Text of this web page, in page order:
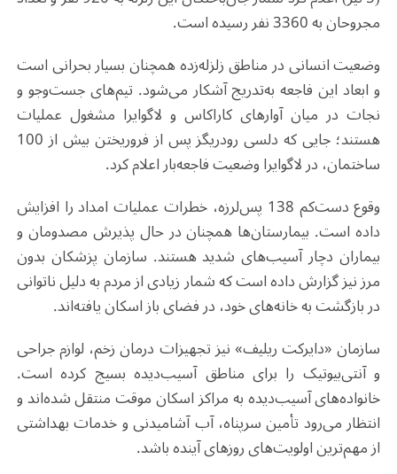
مجروحان به 3360 نفر رسیده است.
وضعیت انسانی در مناطق زلزله‌زده همچنان بسیار بحرانی است
و ابعاد این فاجعه به‌تدریج آشکار می‌شود. تیم‌های جست‌وجو و
نجات در میان آوارهای کاراکاس و لاگوایرا مشغول عملیات
هستند؛ جایی که دلسی رودریگز پس از فروریختن بیش از 100
ساختمان، در لاگوایرا وضعیت فاجعه‌بار اعلام کرد.
وقوع دست‌کم 138 پس‌لرزه، خطرات عملیات امداد را افزایش
داده است. بیمارستان‌ها همچنان در حال پذیرش مصدومان و
بیماران دچار آسیب‌های شدید هستند. سازمان پزشکان بدون
مرز نیز گزارش داده است که شمار زیادی از مردم به دلیل ناتوانی
در بازگشت به خانه‌های خود، در فضای باز اسکان یافته‌اند.
سازمان «دایرکت ریلیف» نیز تجهیزات درمان زخم، لوازم جراحی
و آنتی‌بیوتیک را برای مناطق آسیب‌دیده بسیج کرده است.
خانواده‌های آسیب‌دیده به مراکز اسکان موقت منتقل شده‌اند و
انتظار می‌رود تأمین سرپناه، آب آشامیدنی و خدمات بهداشتی
از مهم‌ترین اولویت‌های روزهای آینده باشد.